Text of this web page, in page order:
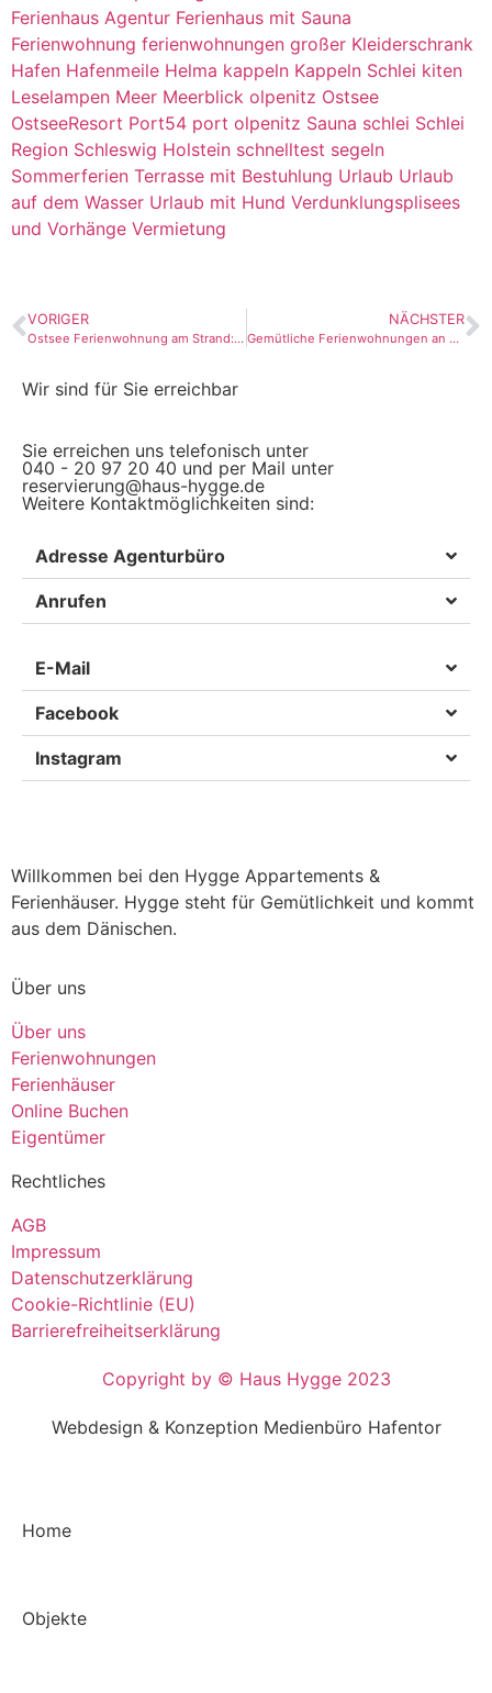
Ferienhaus Agentur Ferienhaus mit Sauna
Ferienwohnung ferienwohnungen großer Kleiderschrank
Hafen Hafenmeile Helma kappeln Kappeln Schlei kiten
Leselampen Meer Meerblick olpenitz Ostsee
OstseeResort Port54 port olpenitz Sauna schlei Schlei
Region Schleswig Holstein schnelltest segeln
Sommerferien Terrasse mit Bestuhlung Urlaub Urlaub
auf dem Wasser Urlaub mit Hund Verdunklungsplisees
und Vorhänge Vermietung
VORIGER
Ostsee Ferienwohnung am Strand: Ihr persönliches Paradies am Wasser
NÄCHSTER
Gemütliche Ferienwohnungen an der Ostsee: Ein hyggeliges Zuhause fernab von Zuhause
Wir sind für Sie erreichbar
Sie erreichen uns telefonisch unter
040 - 20 97 20 40 und per Mail unter
reservierung@haus-hygge.de
Weitere Kontaktmöglichkeiten sind:
Adresse Agenturbüro
Anrufen
E-Mail
Facebook
Instagram
Willkommen bei den Hygge Appartements &
Ferienhäuser. Hygge steht für Gemütlichkeit und kommt
aus dem Dänischen.
Über uns
Über uns
Ferienwohnungen
Ferienhäuser
Online Buchen
Eigentümer
Rechtliches
AGB
Impressum
Datenschutzerklärung
Cookie-Richtlinie (EU)
Barrierefreiheitserklärung
Copyright by © Haus Hygge 2023
Webdesign & Konzeption Medienbüro Hafentor
Home
Objekte